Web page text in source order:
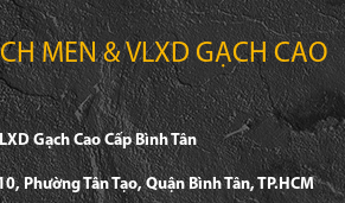
MEN & VLXD GẠCH CAO
Gạch Cao Cấp Bình Tân
Phường Tân Tạo, Quận Bình Tân, TP.HCM